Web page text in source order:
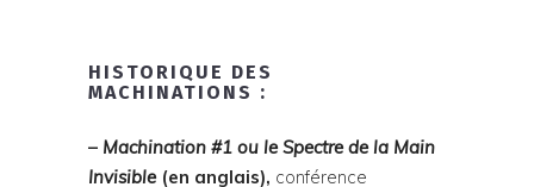
HISTORIQUE DES
MACHINATIONS :
– Machination #1 ou le Spectre de la Main
Invisible(en anglais), conférence